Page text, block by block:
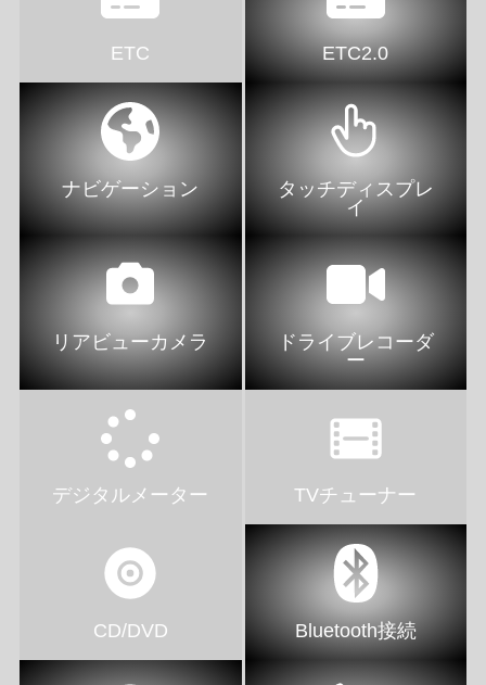
ETC ETC2.0
ナビゲーション
タッチディスプレ
イ
リアビューカメラ
ドライブレコーダ
ー
デジタルメーター TVチューナー
CD/DVD Bluetooth接続